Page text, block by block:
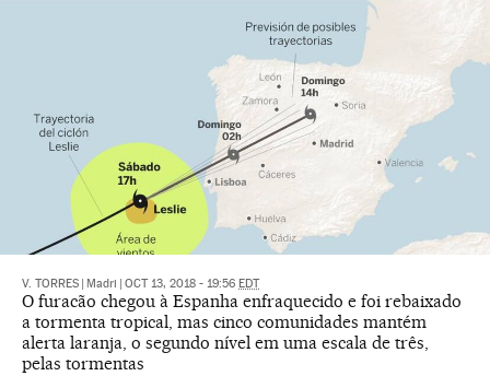
V. TORRES Madri OCT 13, 2018 - 19:56 EDT
O furacão chegou à Espanha enfraquecido e foi rebaixado
a tormenta tropical, mas cinco comunidades mantém
alerta laranja, o segundo nível em uma escala de três,
pelas tormentas